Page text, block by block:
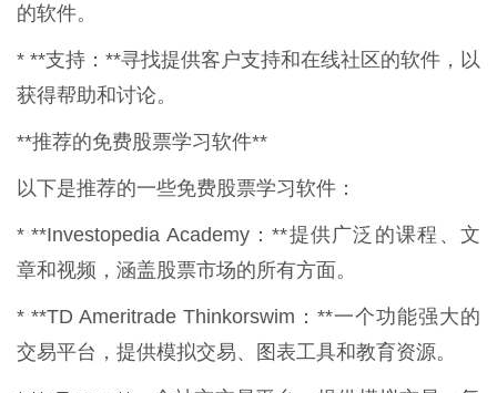
的软件。
* **支持：**寻找提供客户支持和在线社区的软件，以
获得帮助和讨论。
**推荐的免费股票学习软件**
以下是推荐的一些免费股票学习软件：
* **Investopedia Academy：**提供广泛的课程、文
章和视频，涵盖股票市场的所有方面。
* **TD Ameritrade Thinkorswim：**一个功能强大的
交易平台，提供模拟交易、图表工具和教育资源。